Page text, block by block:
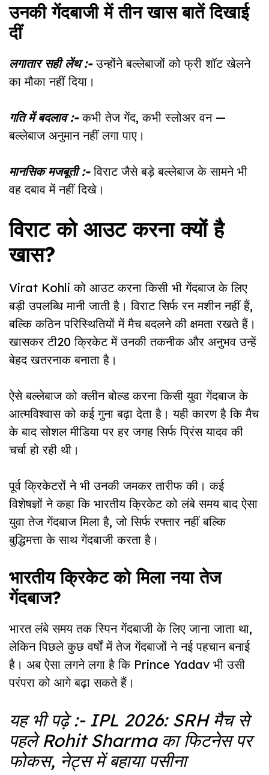
उनकी गेंदबाजी में तीन खास बातें दिखाई
दीं
लगातार सही लेंथ :-उन्होंने बल्लेबाजों को फ्री शॉट खेलने
का मौका नहीं दिया।
गति में बदलाव :-कभी तेज गेंद, कभी स्लोअर वन —
बल्लेबाज अनुमान नहीं लगा पाए।
मानसिक मजबूती :-विराट जैसे बड़े बल्लेबाज के सामने भी
वह दबाव में नहीं दिखे।
विराट को आउट करना क्यों है
खास?
Virat Kohli को आउट करना किसी भी गेंदबाज के लिए
बड़ी उपलब्धि मानी जाती है। विराट सिर्फ रन मशीन नहीं हैं,
बल्कि कठिन परिस्थितियों में मैच बदलने की क्षमता रखते हैं।
खासकर टी20 क्रिकेट में उनकी तकनीक और अनुभव उन्हें
बेहद खतरनाक बनाता है।
ऐसे बल्लेबाज को क्लीन बोल्ड करना किसी युवा गेंदबाज के
आत्मविश्वास को कई गुना बढ़ा देता है। यही कारण है कि मैच
के बाद सोशल मीडिया पर हर जगह सिर्फ प्रिंस यादव की
चर्चा हो रही थी।
पूर्व क्रिकेटरों ने भी उनकी जमकर तारीफ की। कई
विशेषज्ञों ने कहा कि भारतीय क्रिकेट को लंबे समय बाद ऐसा
युवा तेज गेंदबाज मिला है, जो सिर्फ रफ्तार नहीं बल्कि
बुद्धिमत्ता के साथ गेंदबाजी करता है।
भारतीय क्रिकेट को मिला नया तेज
गेंदबाज?
भारत लंबे समय तक स्पिन गेंदबाजी के लिए जाना जाता था,
लेकिन पिछले कुछ वर्षों में तेज गेंदबाजों ने नई पहचान बनाई
है। अब ऐसा लगने लगा है कि Prince Yadav भी उसी
परंपरा को आगे बढ़ा सकते हैं।
यह भी पढ़े :- IPL 2026: SRH मैच से
पहले Rohit Sharma का फिटनेस पर
फोकस, नेट्स में बहाया पसीना